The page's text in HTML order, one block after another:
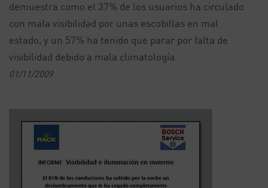
demuestra como el 37% de los usuarios ha circulado
con mala visibilidad por unas escobillas en mal
estado, y un 57% ha tenido que parar por falta de
visibilidad debido a mala climatología.
01/11/2009